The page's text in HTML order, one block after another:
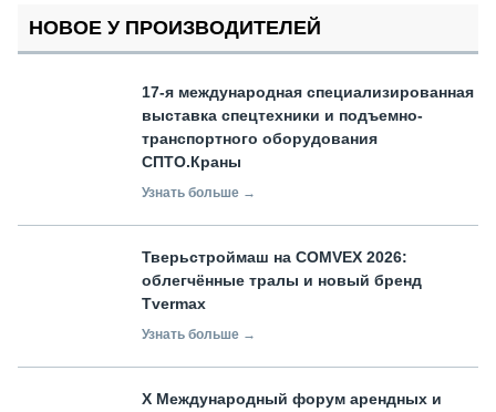
НОВОЕ У ПРОИЗВОДИТЕЛЕЙ
17-я международная специализированная
выставка спецтехники и подъемно-
транспортного оборудования
СПТО.Краны
Узнать больше →
Тверьстроймаш на COMVEX 2026:
облегчённые тралы и новый бренд
Tvermax
Узнать больше →
X Международный форум арендных и